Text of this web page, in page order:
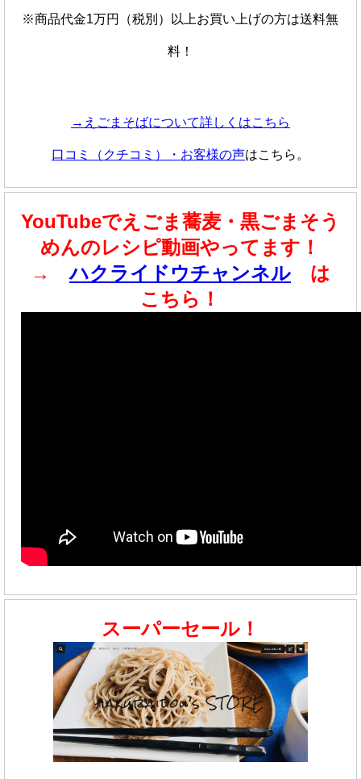
※商品代金1万円（税別）以上お買い上げの方は送料無
料！
→えごまそばについて詳しくはこちら
口コミ（クチコミ）・お客様の声はこちら。
YouTubeでえごま蕎麦・黒ごまそう
めんのレシピ動画やってます！
→ハクライドウチャンネル は
こちら！
スーパーセール！